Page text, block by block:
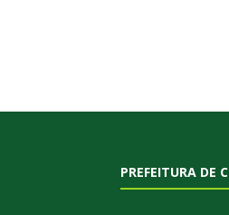
PREFEITURA DE